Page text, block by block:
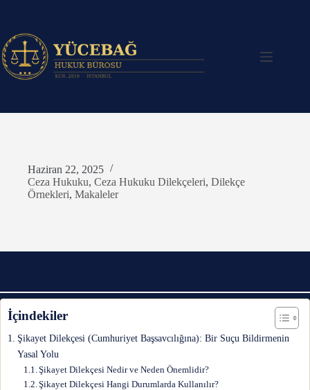
Haziran 22, 2025
Ceza Hukuku, Ceza Hukuku Dilekçeleri, Dilekçe
Örnekleri, Makaleler
İçindekiler
Şikayet Dilekçesi (Cumhuriyet Başsavcılığına): Bir Suçu Bildirmenin
Yasal Yolu
Şikayet Dilekçesi Nedir ve Neden Önemlidir?
Şikayet Dilekçesi Hangi Durumlarda Kullanılır?